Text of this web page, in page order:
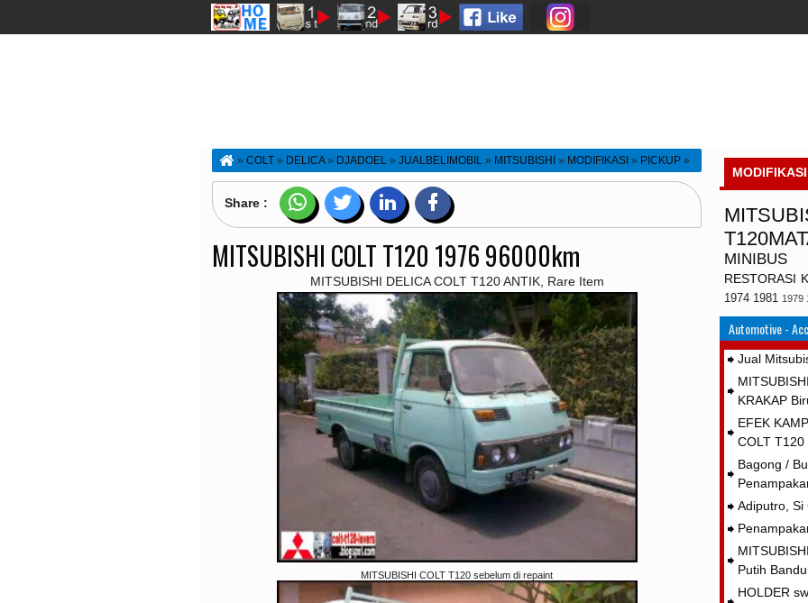
» COLT » DELICA» DJADOEL » JUALBELIMOBIL » MITSUBISHI » MODIFIKASI » PICKUP »
RESTORASI»T120MATAEMPAT»MITSUBISHI COLT T120 1976 96000km
Share :
MITSUBISHI COLT T120 1976 96000km
MITSUBISHI DELICA COLT T120 ANTIK, Rare Item
MITSUBISHI COLT T120 sebelum di repaint
MODIFIKASI
MINIBUS
RESTORASI
1974 1981 1979
Automotive -
Jual
KRAKAP
EFEK
COLT T120
Bagong /
Adiputro, Si
Putih
HOLDER